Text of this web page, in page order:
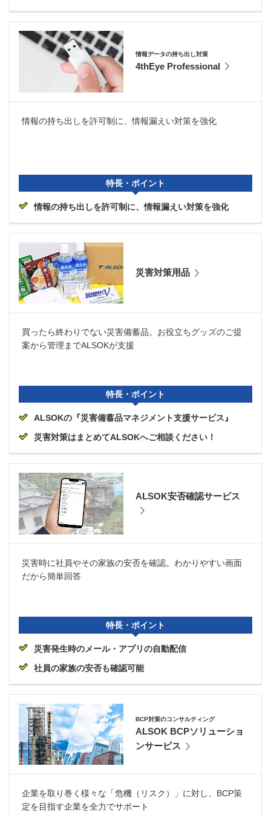
情報データの持ち出し対策
4thEye Professional
情報の持ち出しを許可制に、情報漏えい対策を強化
特長・ポイント
情報の持ち出しを許可制に、情報漏えい対策を強化
災害対策用品
買ったら終わりでない災害備蓄品。お役立ちグッズのご提
案から管理までALSOKが支援
特長・ポイント
ALSOKの『災害備蓄品マネジメント支援サービス』
災害対策はまとめてALSOKへご相談ください！
ALSOK安否確認サービス
災害時に社員やその家族の安否を確認。わかりやすい画面
だから簡単回答
特長・ポイント
災害発生時のメール・アプリの自動配信
社員の家族の安否も確認可能
BCP対策のコンサルティング
ALSOK BCPソリューショ
ンサービス
企業を取り巻く様々な「危機（リスク）」に対し、BCP策
定を目指す企業を全力でサポート